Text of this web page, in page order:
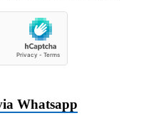
Whatsapp